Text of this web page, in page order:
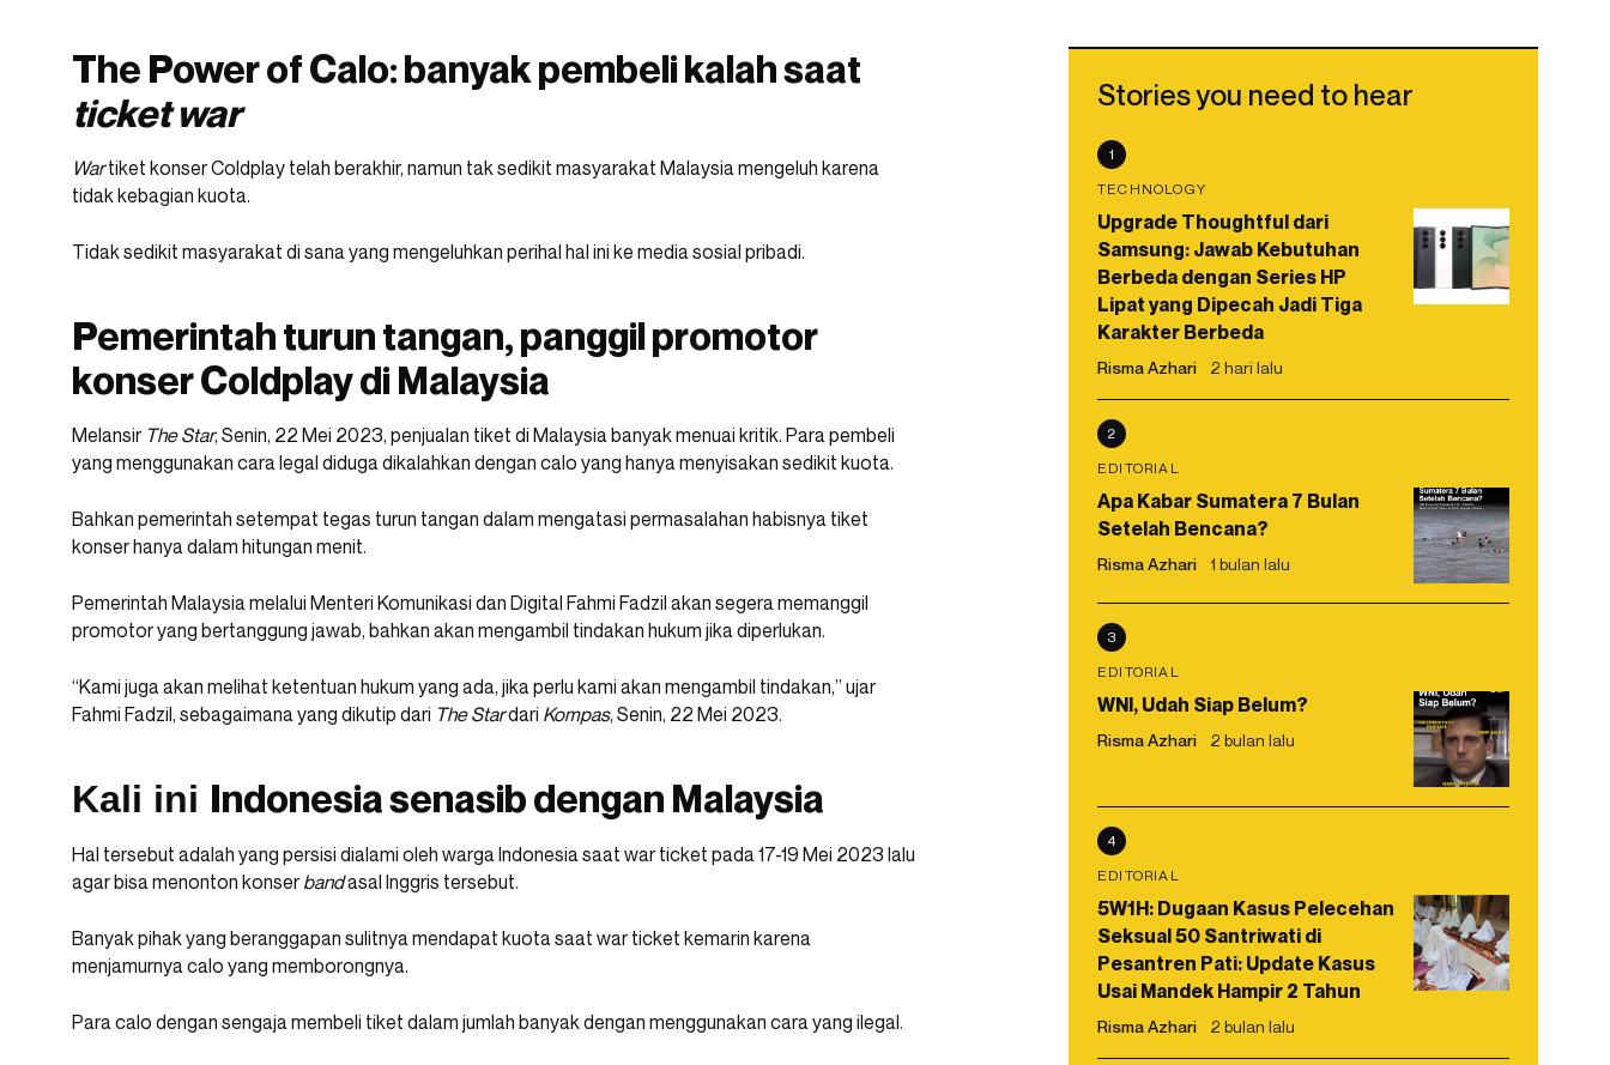
The Power of Calo: banyak pembeli kalah saat
ticketwar
Wartiket konser Coldplay telah berakhir, namun tak sedikit masyarakat Malaysia mengeluh karena
tidak kebagian kuota.
Tidak sedikit masyarakat di sana yang mengeluhkan perihal hal ini ke media sosial pribadi.
Pemerintah turun tangan, panggil promotor
konser Coldplay di Malaysia
Melansir The Star, Senin, 22 Mei 2023, penjualan tiket di Malaysia banyak menuai kritik. Para pembeli
yang menggunakan cara legal diduga dikalahkan dengan calo yang hanya menyisakan sedikit kuota.
Bahkan pemerintah setempat tegas turun tangan dalam mengatasi permasalahan habisnya tiket
konser hanya dalam hitungan menit.
Pemerintah Malaysia melalui Menteri Komunikasi dan Digital Fahmi Fadzil akan segera memanggil
promotor yang bertanggung jawab, bahkan akan mengambil tindakan hukum jika diperlukan.
“Kami juga akan melihat ketentuan hukum yang ada, jika perlu kami akan mengambil tindakan,” ujar
Fahmi Fadzil, sebagaimana yang dikutip dari The Stardari Kompas, Senin, 22 Mei 2023.
Kali ini Indonesia senasib dengan Malaysia
Hal tersebut adalah yang persisi dialami oleh warga Indonesia saat war ticket pada 17-19 Mei 2023 lalu
agar bisa menonton konser bandasal Inggris tersebut.
Banyak pihak yang beranggapan sulitnya mendapat kuota saat war ticket kemarin karena
menjamurnya calo yang memborongnya.
Para calo dengan sengaja membeli tiket dalam jumlah banyak dengan menggunakan cara yang ilegal.
Stories you need to hear
1
TECHNOLOGY
Upgrade Thoughtful dari
Samsung: Jawab Kebutuhan
Berbeda dengan Series HP
Lipat yang Dipecah Jadi Tiga
Karakter Berbeda
Risma Azhari 2 hari lalu
2
EDITORIAL
Apa Kabar Sumatera 7 Bulan
Setelah Bencana?
Risma Azhari 1 bulan lalu
3
EDITORIAL
WNI, Udah Siap Belum?
Risma Azhari 2 bulan lalu
4
EDITORIAL
5W1H: Dugaan Kasus Pelecehan
Seksual 50 Santriwati di
Pesantren Pati: Update Kasus
Usai Mandek Hampir 2 Tahun
Risma Azhari 2 bulan lalu